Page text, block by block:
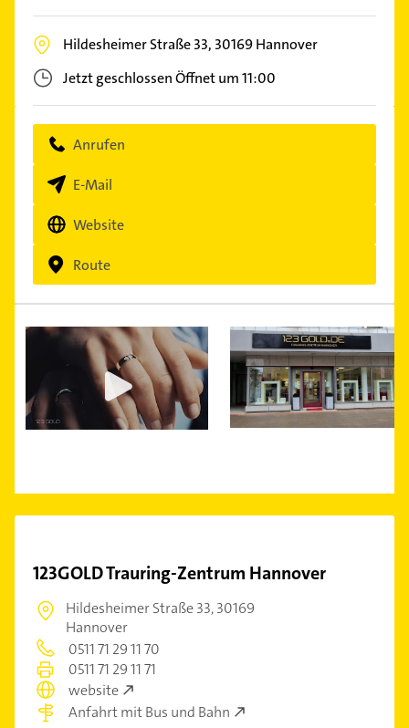
Hildesheimer Straße 33, 30169Hannover
Jetzt geschlossenÖffnet um 11:00
Anrufen
E-Mail
Website
Route
123GOLD Trauring-Zentrum Hannover
Hildesheimer Straße 33,30169
Hannover
0511 71 29 11 70
0511 71 29 11 71
website
Anfahrt mit Bus und Bahn